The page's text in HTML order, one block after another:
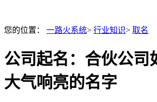
您的位置： 一路火系统> 行业知识> 取名
公司起名：合伙公司
大气响亮的名字